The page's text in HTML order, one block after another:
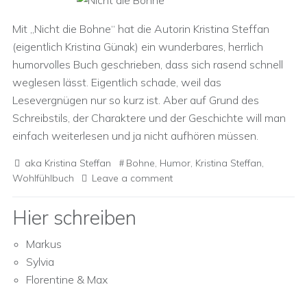
Mit „Nicht die Bohne“ hat die Autorin Kristina Steffan
(eigentlich Kristina Günak) ein wunderbares, herrlich
humorvolles Buch geschrieben, dass sich rasend schnell
weglesen lässt. Eigentlich schade, weil das
Lesevergnügen nur so kurz ist. Aber auf Grund des
Schreibstils, der Charaktere und der Geschichte will man
einfach weiterlesen und ja nicht aufhören müssen.
aka Kristina Steffan Bohne, Humor, Kristina Steffan,
Wohlfühlbuch
Leave a comment
Hier schreiben
Markus
Sylvia
Florentine & Max